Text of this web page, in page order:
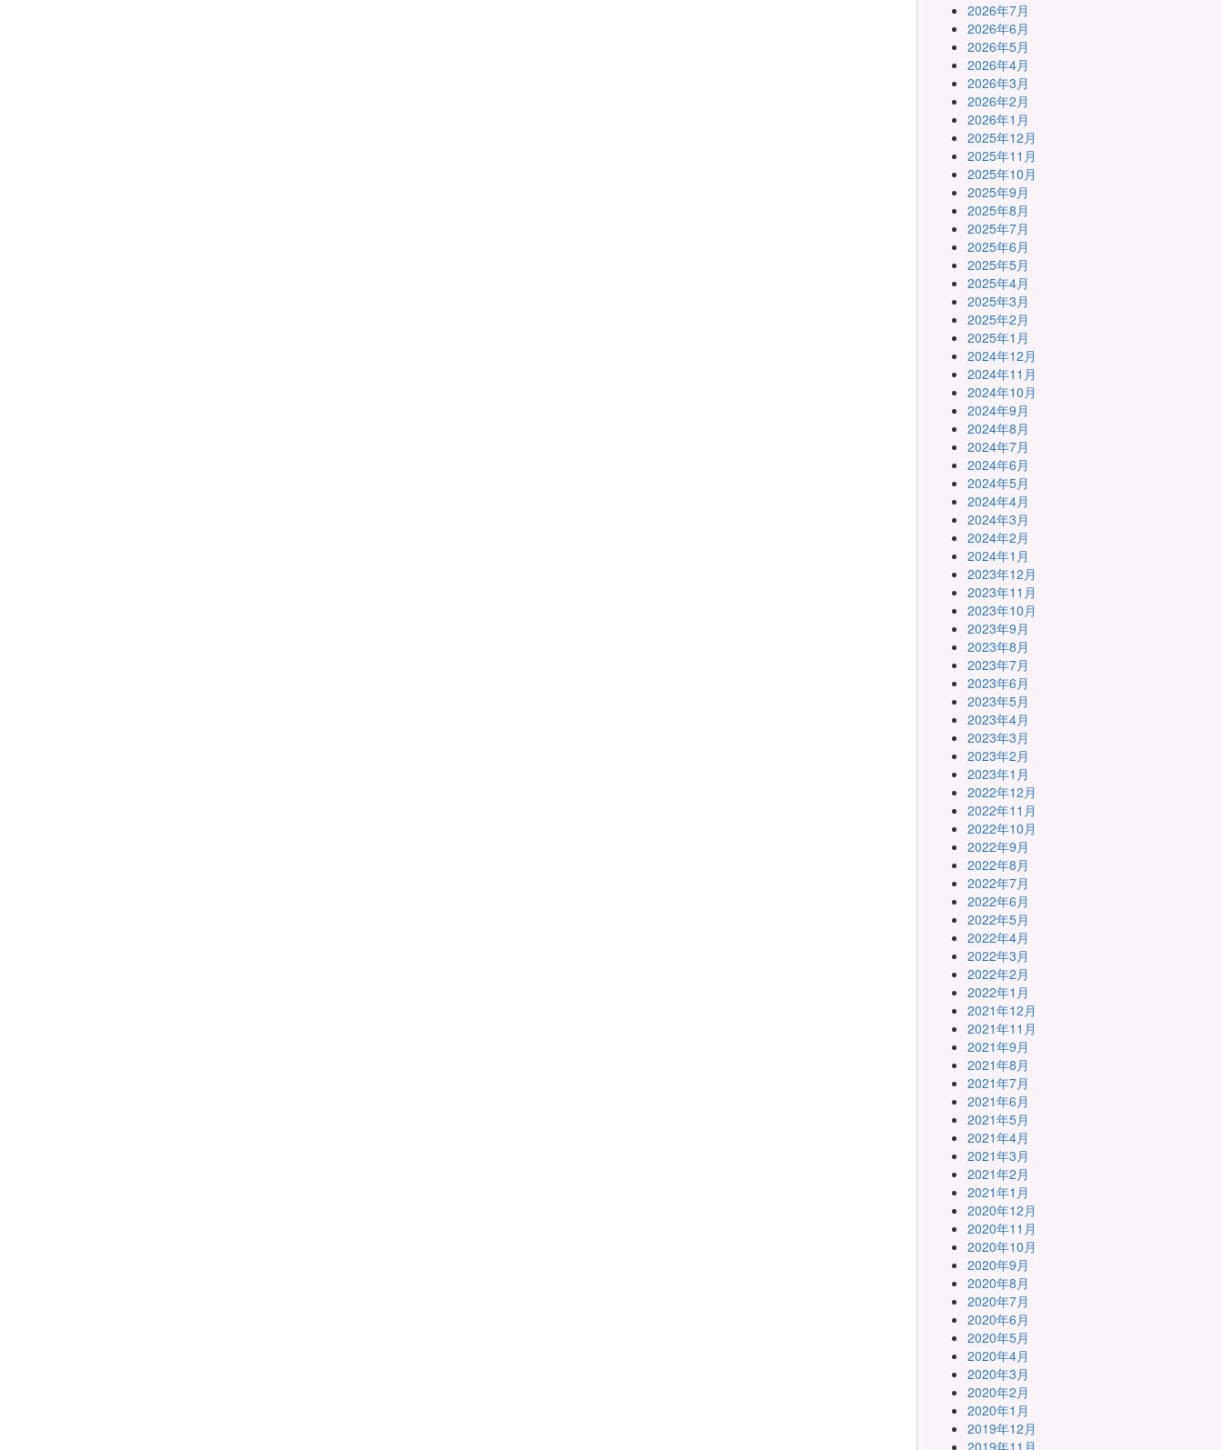
2026年7月
2026年6月
2026年5月
2026年4月
2026年3月
2026年2月
2026年1月
2025年12月
2025年11月
2025年10月
2025年9月
2025年8月
2025年7月
2025年6月
2025年5月
2025年4月
2025年3月
2025年2月
2025年1月
2024年12月
2024年11月
2024年10月
2024年9月
2024年8月
2024年7月
2024年6月
2024年5月
2024年4月
2024年3月
2024年2月
2024年1月
2023年12月
2023年11月
2023年10月
2023年9月
2023年8月
2023年7月
2023年6月
2023年5月
2023年4月
2023年3月
2023年2月
2023年1月
2022年12月
2022年11月
2022年10月
2022年9月
2022年8月
2022年7月
2022年6月
2022年5月
2022年4月
2022年3月
2022年2月
2022年1月
2021年12月
2021年11月
2021年9月
2021年8月
2021年7月
2021年6月
2021年5月
2021年4月
2021年3月
2021年2月
2021年1月
2020年12月
2020年11月
2020年10月
2020年9月
2020年8月
2020年7月
2020年6月
2020年5月
2020年4月
2020年3月
2020年2月
2020年1月
2019年12月